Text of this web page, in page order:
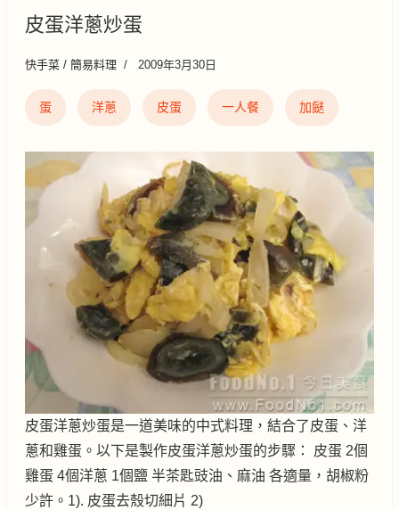
皮蛋洋蔥炒蛋
快手菜 / 簡易料理 2009年3月30日
蛋 洋蔥 皮蛋 一人餐 加餸
皮蛋洋蔥炒蛋是一道美味的中式料理，結合了皮蛋、洋
蔥和雞蛋。以下是製作皮蛋洋蔥炒蛋的步驟： 皮蛋 2個
雞蛋 4個洋蔥 1個鹽 半茶匙豉油、麻油 各適量，胡椒粉
少許。1). 皮蛋去殼切細片 2)